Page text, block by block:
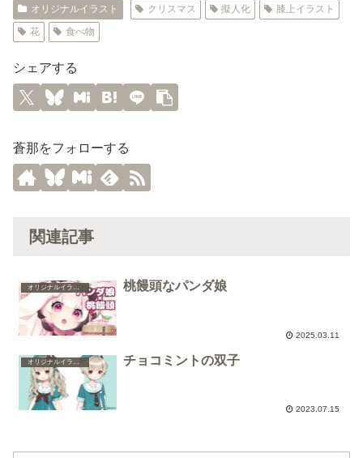
オリジナルイラスト クリスマス 擬人化
膝上イラスト
花
食べ物
シェアする
蒼那をフォローする
関連記事
オリジナルイラスト 桃饅頭なパンダ娘
2025.03.11
チョコミントの双子
2023.07.15